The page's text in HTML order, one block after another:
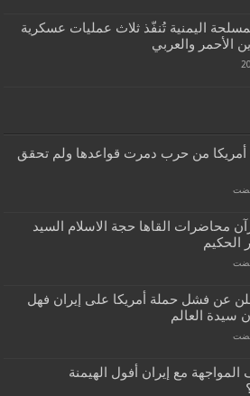
اليمنية تُنفّذ ثلاث عمليات عسكرية
الأحمر والعربي
أمريكا من حرب دمرت قواعدها ولم تحقق
محاضرات القاها حجة الاسلام السيد
الحكيم
عن فشل حملة أمريكا على إيران فهل
سيدة العالم
مع إيران أفول الهيمنة